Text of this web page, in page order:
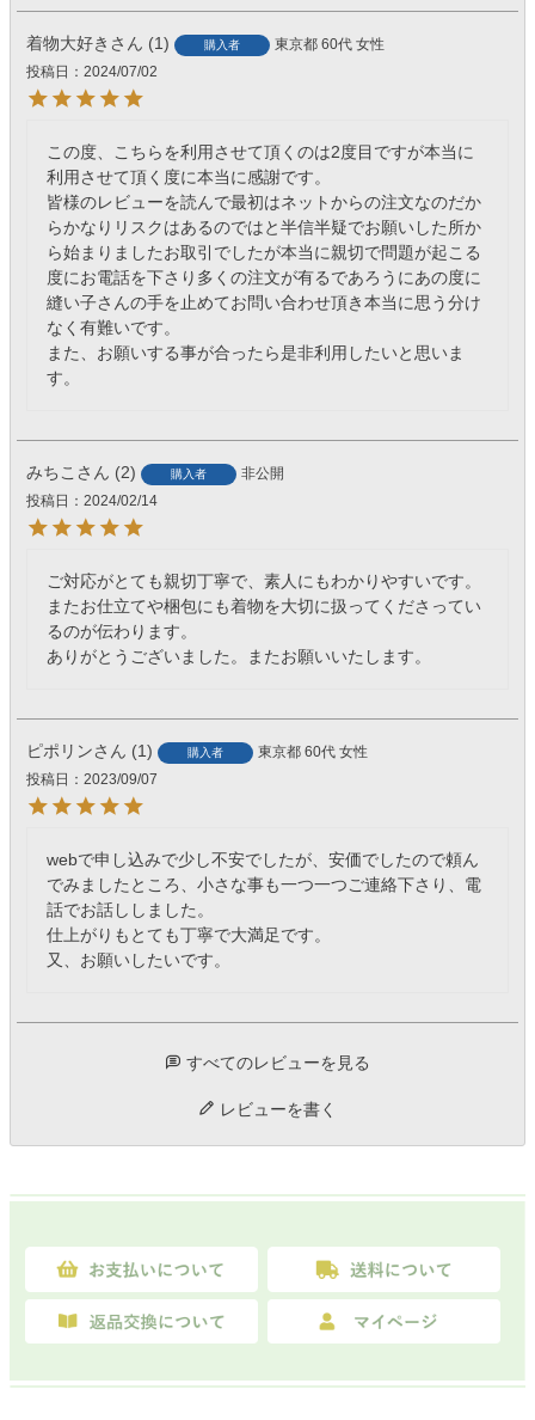
着物大好き 1 購入者 東京都 60代 女性
投稿日
2024/07/02
この度、こちらを利用させて頂くのは2度目ですが本当に
利用させて頂く度に本当に感謝です。
皆様のレビューを読んで最初はネットからの注文なのだか
らかなりリスクはあるのではと半信半疑でお願いした所か
ら始まりましたお取引でしたが本当に親切で問題が起こる
度にお電話を下さり多くの注文が有るであろうにあの度に
縫い子さんの手を止めてお問い合わせ頂き本当に思う分け
なく有難いです。
また、お願いする事が合ったら是非利用したいと思いま
す。
みちこ 2 購入者
非公開
投稿日
2024/02/14
ご対応がとても親切丁寧で、素人にもわかりやすいです。
またお仕立てや梱包にも着物を大切に扱ってくださってい
るのが伝わります。
ありがとうございました。またお願いいたします。
ピポリン 1 購入者 東京都 60代 女性
投稿日
2023/09/07
webで申し込みで少し不安でしたが、安価でしたので頼ん
でみましたところ、小さな事も一つ一つご連絡下さり、電
話でお話ししました。
仕上がりもとても丁寧で大満足です。
又、お願いしたいです。
すべてのレビューを見る
レビューを書く